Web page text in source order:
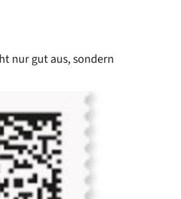
nur gut aus, sondern